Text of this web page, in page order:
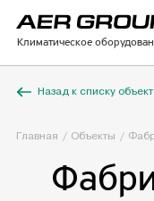
Климатическое
Назад к списку
Главная Объекты